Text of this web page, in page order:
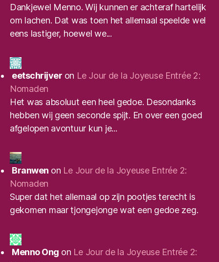
Dankjewel Menno. Wij kunnen er achteraf hartelijk
om lachen. Dat was toen het allemaal speelde wel
eens lastiger, hoewel we...
eetschrijver on Le Jour de la Joyeuse Entrée 2:
Nomaden
Het was absoluut een heel gedoe. Desondanks
hebben wij geen seconde spijt. En over een goed
afgelopen avontuur kun je...
Branwen on Le Jour de la Joyeuse Entrée 2:
Nomaden
Super dat het allemaal op zijn pootjes terecht is
gekomen maar tjongejonge wat een gedoe zeg.
Menno Ong on Le Jour de la Joyeuse Entrée 2: